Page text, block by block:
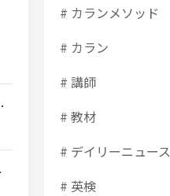
# カランメソッド
# カラン
# 講師
# 教材
# デイリーニュース
# 英検